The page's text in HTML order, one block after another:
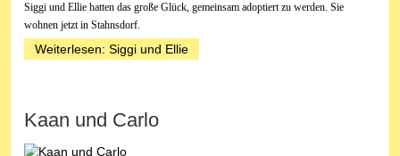
Siggi und Ellie hatten das große Glück, gemeinsam adoptiert zu werden. Sie
wohnen jetzt in Stahnsdorf.
Weiterlesen: Siggi und Ellie
Kaan und Carlo